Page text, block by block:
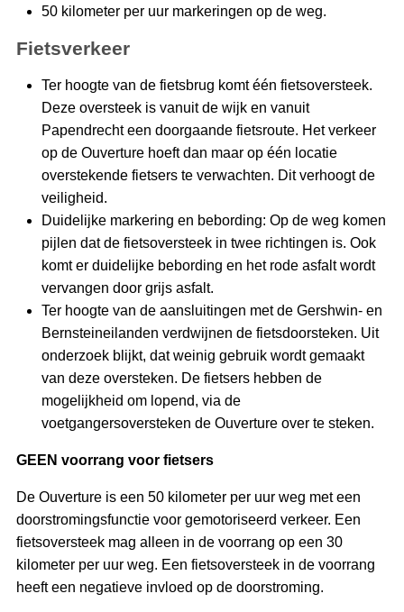
50 kilometer per uur markeringen op de weg.
Fietsverkeer
Ter hoogte van de fietsbrug komt één fietsoversteek.
Deze oversteek is vanuit de wijk en vanuit
Papendrecht een doorgaande fietsroute. Het verkeer
op de Ouverture hoeft dan maar op één locatie
overstekende fietsers te verwachten. Dit verhoogt de
veiligheid.
Duidelijke markering en bebording: Op de weg komen
pijlen dat de fietsoversteek in twee richtingen is. Ook
komt er duidelijke bebording en het rode asfalt wordt
vervangen door grijs asfalt.
Ter hoogte van de aansluitingen met de Gershwin- en
Bernsteineilanden verdwijnen de fietsdoorsteken. Uit
onderzoek blijkt, dat weinig gebruik wordt gemaakt
van deze oversteken. De fietsers hebben de
mogelijkheid om lopend, via de
voetgangersoversteken de Ouverture over te steken.
GEEN voorrang voor fietsers
De Ouverture is een 50 kilometer per uur weg met een
doorstromingsfunctie voor gemotoriseerd verkeer. Een
fietsoversteek mag alleen in de voorrang op een 30
kilometer per uur weg. Een fietsoversteek in de voorrang
heeft een negatieve invloed op de doorstroming.